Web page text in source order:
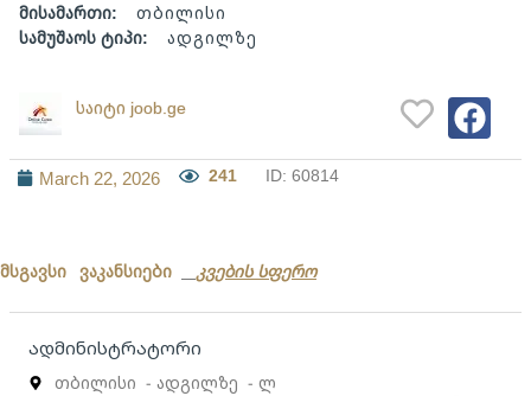
მისამართი:
თბილისი
სამუშაოს ტიპი:
ადგილზე
საიტი joob.ge
March 22, 2026 241 ID: 60814
მსგავსი ვაკანსიები კვების სფერო
ადმინისტრატორი
თბილისი - ადგილზე - ლ